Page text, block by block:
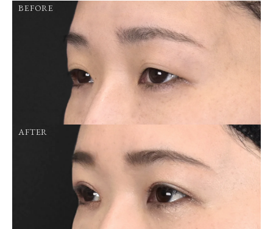
BEFORE
AFTER